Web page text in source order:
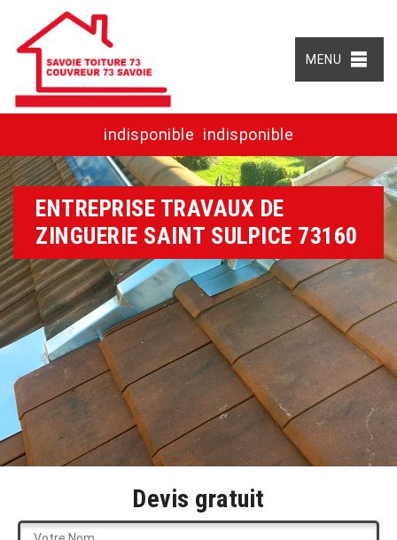
MENU
indisponible indisponible
ENTREPRISE TRAVAUX DE
ZINGUERIE SAINT SULPICE 73160
Devis gratuit